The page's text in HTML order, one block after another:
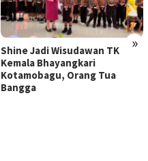
»
Shine Jadi Wisudawan TK
Kemala Bhayangkari
Kotamobagu, Orang Tua
Bangga